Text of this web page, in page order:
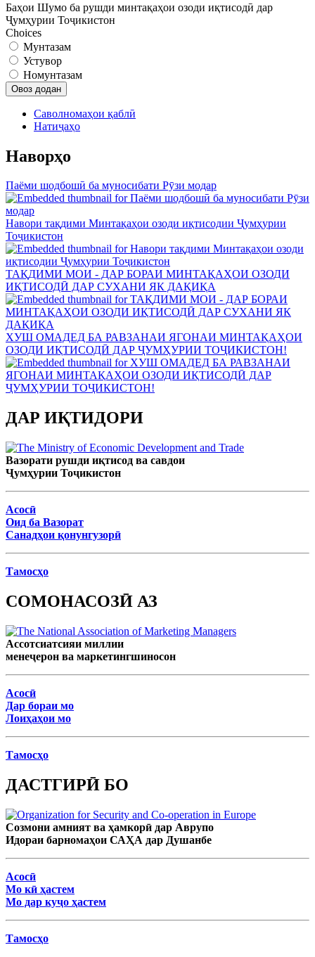
Баҳои Шумо ба рушди минтақаҳои озоди иқтисодӣ дар
Ҷумҳурии Тоҷикистон
Choices
Мунтазам
Устувор
Номунтазам
Саволномаҳои қаблӣ
Натиҷаҳо
Наворҳо
Паёми шодбошӣ ба муносибати Рӯзи модар
Навори тақдими Минтақаҳои озоди иқтисодии Ҷумҳурии
Тоҷикистон
ТАҚДИМИ МОИ - ДАР БОРАИ МИНТАҚАҲОИ ОЗОДИ
ИҚТИСОДӢ ДАР СУХАНИ ЯК ДАҚИҚА
ХУШ ОМАДЕД БА РАВЗАНАИ ЯГОНАИ МИНТАҚАҲОИ
ОЗОДИ ИҚТИСОДӢ ДАР ҶУМҲУРИИ ТОҶИКИСТОН!
ДАР ИҚТИДОРИ
Вазорати рушди иқтисод ва савдои
Ҷумҳурии Тоҷикистон
Асосӣ
Оид ба Вазорат
Санадҳои қонунгузорӣ
Тамосҳо
СОМОНАСОЗӢ АЗ
Ассотсиатсияи миллии
менеҷерон ва маркетингшиносон
Асосӣ
Дар бораи мо
Лоиҳаҳои мо
Тамосҳо
ДАСТГИРӢ БО
Созмони амният ва ҳамкорӣ дар Аврупо
Идораи барномаҳои САҲА дар Душанбе
Асосӣ
Мо кӣ ҳастем
Мо дар куҷо ҳастем
Тамосҳо